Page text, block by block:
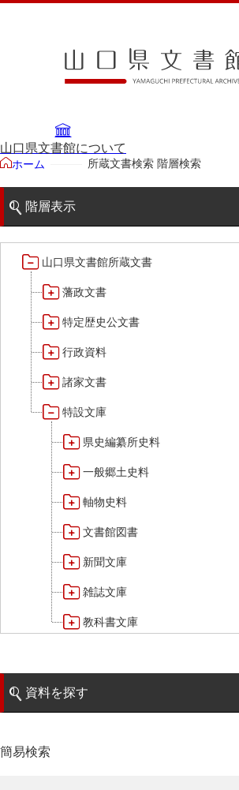
山口県文書館について
ホーム 所蔵文書検索 階層検索
階層表示
山口県文書館所蔵文書
藩政文書
特定歴史公文書
行政資料
諸家文書
特設文庫
県史編纂所史料
一般郷土史料
軸物史料
文書館図書
新聞文庫
雑誌文庫
教科書文庫
資料を探す
簡易検索